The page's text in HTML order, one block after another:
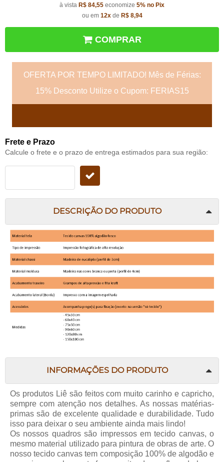
à vista R$ 84,55 economize 5% no Pix
ou em 12xde R$ 8,94
COMPRAR
OFERTA POR TEMPO LIMITADO! Mês de Férias:
15% Desconto Utilize o Cupom: FERIAS15
Frete e Prazo
Calcule o frete e o prazo de entrega estimados para sua região:
DESCRIÇÃO DO PRODUTO
INFORMAÇÕES DO PRODUTO
Os produtos Liê são feitos com muito carinho e capricho,
sempre com atenção nos detalhes. As nossas matérias-
primas são de excelente qualidade e durabilidade. Tudo
isso para deixar o seu ambiente ainda mais lindo!
Os nossos quadros são impressos em tecido canvas, o
mesmo material utilizado para pintura de obras de arte. O
nosso tecido canvas tem composição 100% de algodão e